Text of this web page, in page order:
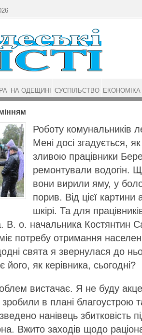
Роботу комунальників
Мені досі згадується,
зливою працівники
ремонтували водогін.
вони вирили яму, у
порив. Від цієї
шкірі. Та для
В. о. начальника Костянтин
потребу отримання
свята я звернулася до
його, як керівника, сьогодні?
вистачає. Я не буду
в плані благоустрою
нанівець збитковість
Вжито заходів щодо
НА ОДЕЩИНІ СУСПІЛЬСТВО ЕКОНОМІКА